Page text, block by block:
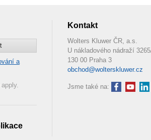
a
apply.
Kontakt
Wolters Kluwer ČR, a.s.
U nákladového nádraží
130 00 Praha 3
obchod@wolterskluwer.cz
Jsme také na: